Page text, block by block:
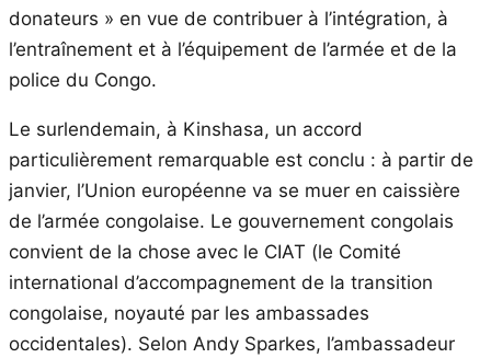
donateurs » en vue de contribuer à l’intégration, à
l’entraînement et à l’équipement de l’armée et de la
police du Congo.
Le surlendemain, à Kinshasa, un accord
particulièrement remarquable est conclu : à partir de
janvier, l’Union européenne va se muer en caissière
de l’armée congolaise. Le gouvernement congolais
convient de la chose avec le CIAT (le Comité
international d’accompagnement de la transition
congolaise, noyauté par les ambassades
occidentales). Selon Andy Sparkes, l’ambassadeur